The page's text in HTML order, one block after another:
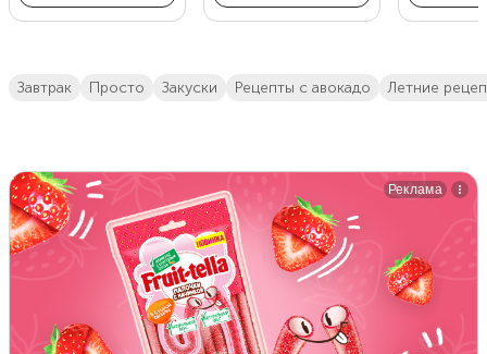
завтрак просто закуски рецепты с авокадо летние